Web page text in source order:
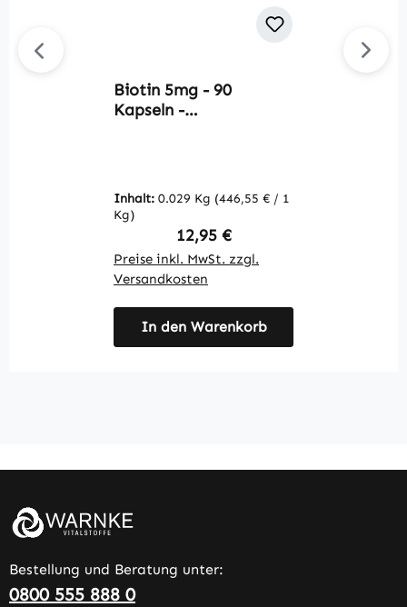
Biotin 5mg - 90
Kapseln -
Warnke Vitalstoffe
Inhalt: 0.029 Kg (446,55 € / 1
Kg)
Regulärer Preis:
12,95 €
Preise inkl. MwSt. zzgl.
Versandkosten
In den Warenkorb
Bestellung und Beratung unter:
0800 555 888 0